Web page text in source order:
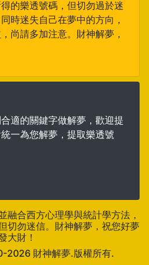
的樂透號碼，但切勿過於迷
時迷失自己在夢中的方向，
尚請多加注意。財神解夢，
適的關鍵字做解夢，歡迎提
一為您解夢，提取樂透號
融合西方心理學與統計學方法，
切勿迷信。財神解夢，祝您好夢
大財！
財神解夢.版權所有.